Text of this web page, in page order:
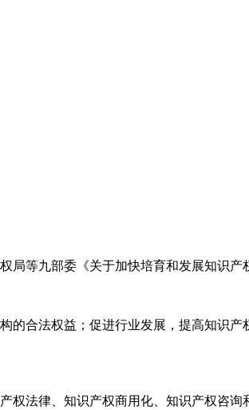
局等九部委《关于加快培育和发展知识
的合法权益；促进行业发展，提高知识产
权法律、知识产权商用化、知识产权咨询